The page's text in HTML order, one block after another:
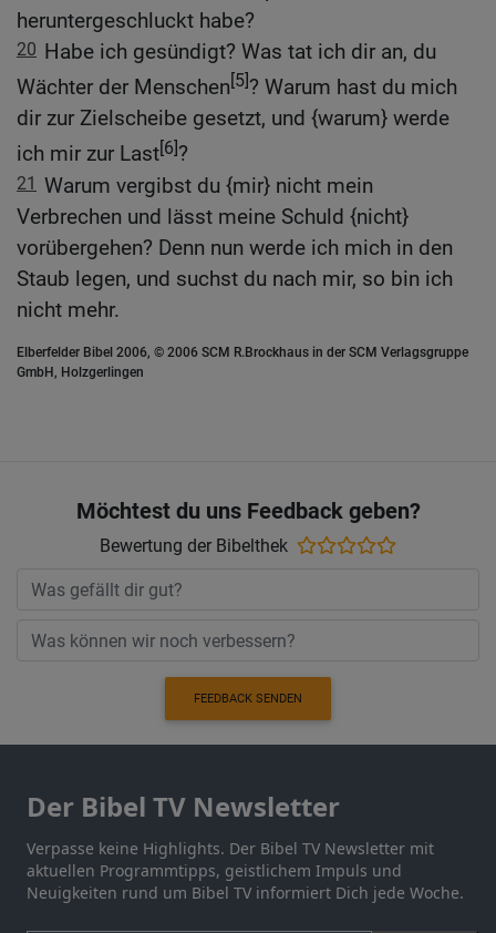
heruntergeschluckt habe?
20 Habe ich gesündigt? Was tat ich dir an, du
Wächter der Menschen[5]? Warum hast du mich
dir zur Zielscheibe gesetzt, und {warum} werde
ich mir zur Last[6]?
21 Warum vergibst du {mir} nicht mein
Verbrechen und lässt meine Schuld {nicht}
vorübergehen? Denn nun werde ich mich in den
Staub legen, und suchst du nach mir, so bin ich
nicht mehr.
Elberfelder Bibel 2006, © 2006 SCM R.Brockhaus in der SCM Verlagsgruppe
GmbH, Holzgerlingen
Möchtest du uns Feedback geben?
Bewertung der Bibelthek
FEEDBACK SENDEN
Der Bibel TV Newsletter
Verpasse keine Highlights. Der Bibel TV Newsletter mit
aktuellen Programmtipps, geistlichem Impuls und
Neuigkeiten rund um Bibel TV informiert Dich jede Woche.